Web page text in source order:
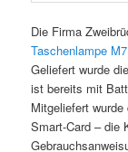
Die Firma
Taschenlampe M7
Geliefert wurde
ist bereits mit
Mitgeliefert
Smart-Card – die